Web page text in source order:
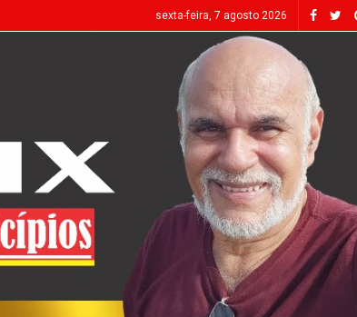
sexta-feira, 7 agosto 2026